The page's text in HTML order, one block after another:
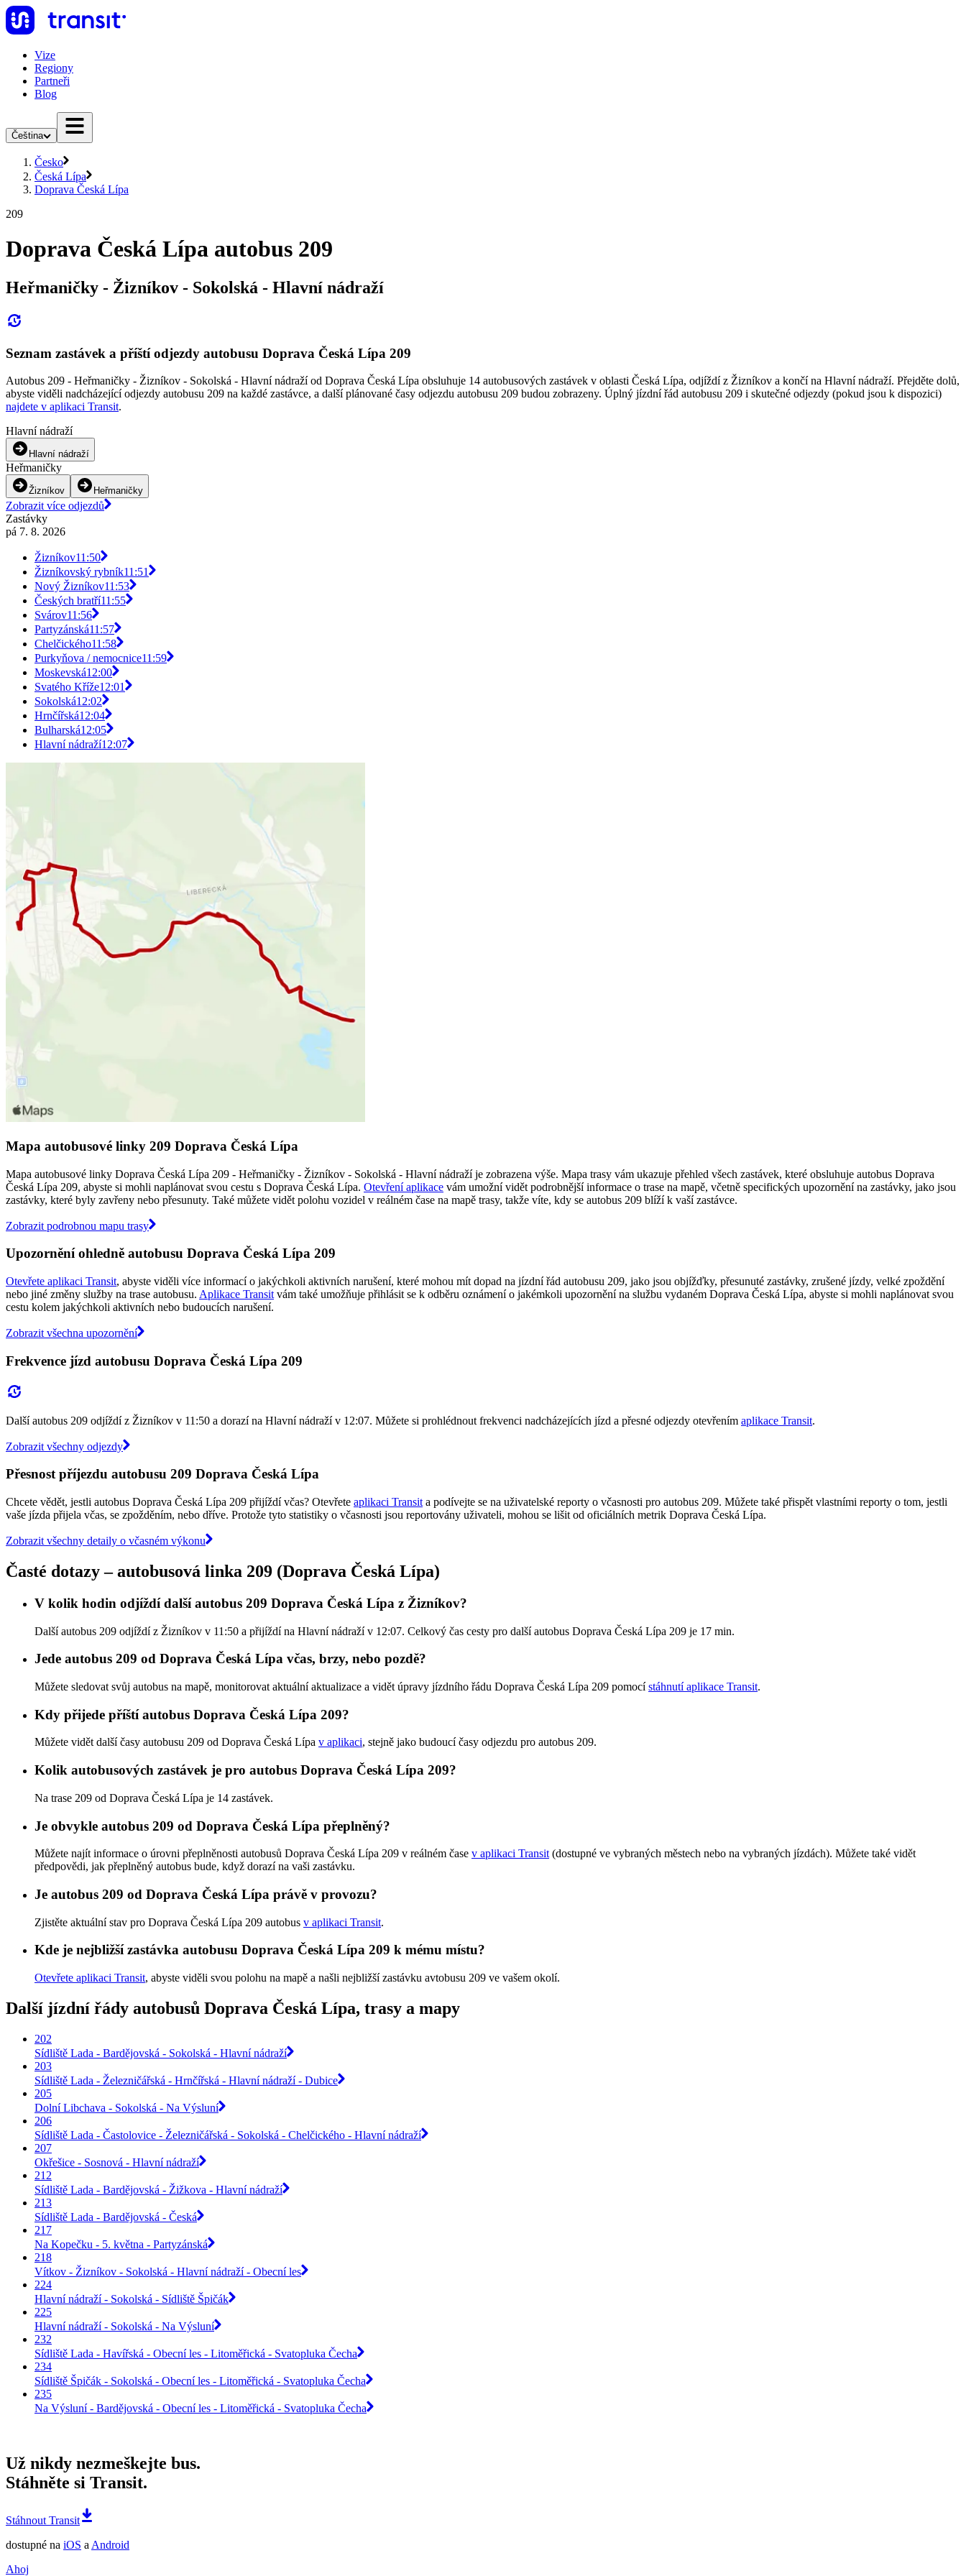
Vize
Regiony
Partneři
Blog
Čeština
Česko
Česká Lípa
Doprava Česká Lípa
209
Doprava Česká Lípa autobus 209
Heřmaničky - Žizníkov - Sokolská - Hlavní nádraží
Seznam zastávek a příští odjezdy autobusu Doprava Česká Lípa 209
Autobus 209 - Heřmaničky - Žizníkov - Sokolská - Hlavní nádraží od Doprava Česká Lípa obsluhuje 14 autobusových zastávek v oblasti Česká Lípa, odjíždí z Žizníkov a končí na Hlavní nádraží. Přejděte dolů,
abyste viděli nadcházející odjezdy autobusu 209 na každé zastávce, a další plánované časy odjezdu autobusu 209 budou zobrazeny. Úplný jízdní řád autobusu 209 i skutečné odjezdy (pokud jsou k dispozici)
najdete v aplikaci Transit.
Hlavní nádraží
Hlavní nádraží
Heřmaničky
Žizníkov Heřmaničky
Zobrazit více odjezdů
Zastávky
pá 7. 8. 2026
Žizníkov11:50
Žizníkovský rybník11:51
Nový Žizníkov11:53
Českých bratří11:55
Svárov11:56
Partyzánská11:57
Chelčického11:58
Purkyňova / nemocnice11:59
Moskevská12:00
Svatého Kříže12:01
Sokolská12:02
Hrnčířská12:04
Bulharská12:05
Hlavní nádraží12:07
Mapa autobusové linky 209 Doprava Česká Lípa
Mapa autobusové linky Doprava Česká Lípa 209 - Heřmaničky - Žizníkov - Sokolská - Hlavní nádraží je zobrazena výše. Mapa trasy vám ukazuje přehled všech zastávek, které obsluhuje autobus Doprava
Česká Lípa 209, abyste si mohli naplánovat svou cestu s Doprava Česká Lípa. Otevření aplikace vám umožní vidět podrobnější informace o trase na mapě, včetně specifických upozornění na zastávky, jako jsou
zastávky, které byly zavřeny nebo přesunuty. Také můžete vidět polohu vozidel v reálném čase na mapě trasy, takže víte, kdy se autobus 209 blíží k vaší zastávce.
Zobrazit podrobnou mapu trasy
Upozornění ohledně autobusu Doprava Česká Lípa 209
Otevřete aplikaci Transit, abyste viděli více informací o jakýchkoli aktivních narušení, které mohou mít dopad na jízdní řád autobusu 209, jako jsou objížďky, přesunuté zastávky, zrušené jízdy, velké zpoždění
nebo jiné změny služby na trase autobusu. Aplikace Transit vám také umožňuje přihlásit se k odběru oznámení o jakémkoli upozornění na službu vydaném Doprava Česká Lípa, abyste si mohli naplánovat svou
cestu kolem jakýchkoli aktivních nebo budoucích narušení.
Zobrazit všechna upozornění
Frekvence jízd autobusu Doprava Česká Lípa 209
Další autobus 209 odjíždí z Žizníkov v 11:50 a dorazí na Hlavní nádraží v 12:07. Můžete si prohlédnout frekvenci nadcházejících jízd a přesné odjezdy otevřením aplikace Transit.
Zobrazit všechny odjezdy
Přesnost příjezdu autobusu 209 Doprava Česká Lípa
Chcete vědět, jestli autobus Doprava Česká Lípa 209 přijíždí včas? Otevřete aplikaci Transit a podívejte se na uživatelské reporty o včasnosti pro autobus 209. Můžete také přispět vlastními reporty o tom, jestli
vaše jízda přijela včas, se zpožděním, nebo dříve. Protože tyto statistiky o včasnosti jsou reportovány uživateli, mohou se lišit od oficiálních metrik Doprava Česká Lípa.
Zobrazit všechny detaily o včasném výkonu
Časté dotazy – autobusová linka 209 (Doprava Česká Lípa)
V kolik hodin odjíždí další autobus 209 Doprava Česká Lípa z Žizníkov?
Další autobus 209 odjíždí z Žizníkov v 11:50 a přijíždí na Hlavní nádraží v 12:07. Celkový čas cesty pro další autobus Doprava Česká Lípa 209 je 17 min.
Jede autobus 209 od Doprava Česká Lípa včas, brzy, nebo pozdě?
Můžete sledovat svůj autobus na mapě, monitorovat aktuální aktualizace a vidět úpravy jízdního řádu Doprava Česká Lípa 209 pomocístáhnutí aplikace Transit.
Kdy přijede příští autobus Doprava Česká Lípa 209?
Můžete vidět další časy autobusu 209 od Doprava Česká Lípa v aplikaci, stejně jako budoucí časy odjezdu pro autobus 209.
Kolik autobusových zastávek je pro autobus Doprava Česká Lípa 209?
Na trase 209 od Doprava Česká Lípa je 14 zastávek.
Je obvykle autobus 209 od Doprava Česká Lípa přeplněný?
Můžete najít informace o úrovni přeplněnosti autobusů Doprava Česká Lípa 209 v reálném čase v aplikaci Transit (dostupné ve vybraných městech nebo na vybraných jízdách). Můžete také vidět
předpovědi, jak přeplněný autobus bude, když dorazí na vaši zastávku.
Je autobus 209 od Doprava Česká Lípa právě v provozu?
Zjistěte aktuální stav pro Doprava Česká Lípa 209 autobus v aplikaci Transit.
Kde je nejbližší zastávka autobusu Doprava Česká Lípa 209 k mému místu?
Otevřete aplikaci Transit, abyste viděli svou polohu na mapě a našli nejbližší zastávku avtobusu 209 ve vašem okolí.
Další jízdní řády autobusů Doprava Česká Lípa, trasy a mapy
202
Sídliště Lada - Bardějovská - Sokolská - Hlavní nádraží
203
Sídliště Lada - Železničářská - Hrnčířská - Hlavní nádraží - Dubice
205
Dolní Libchava - Sokolská - Na Výsluní
206
Sídliště Lada - Častolovice - Železničářská - Sokolská - Chelčického - Hlavní nádraží
207
Okřešice - Sosnová - Hlavní nádraží
212
Sídliště Lada - Bardějovská - Žižkova - Hlavní nádraží
213
Sídliště Lada - Bardějovská - Česká
217
Na Kopečku - 5. května - Partyzánská
218
Vítkov - Žizníkov - Sokolská - Hlavní nádraží - Obecní les
224
Hlavní nádraží - Sokolská - Sídliště Špičák
225
Hlavní nádraží - Sokolská - Na Výsluní
232
Sídliště Lada - Havířská - Obecní les - Litoměřická - Svatopluka Čecha
234
Sídliště Špičák - Sokolská - Obecní les - Litoměřická - Svatopluka Čecha
235
Na Výsluní - Bardějovská - Obecní les - Litoměřická - Svatopluka Čecha
Už nikdy nezmeškejte bus.
Stáhněte si Transit.
Stáhnout Transit
dostupné na iOS a Android
Ahoj